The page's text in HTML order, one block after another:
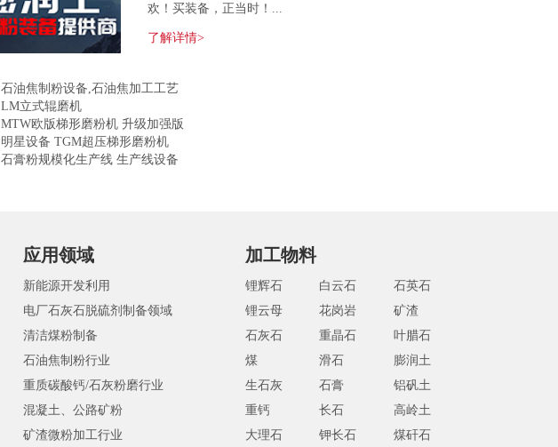
欢！买装备，正当时！...
了解详情>
石油焦制粉设备,石油焦加工工艺
LM立式辊磨机
MTW欧版梯形磨粉机 升级加强版
明星设备 TGM超压梯形磨粉机
石膏粉规模化生产线 生产线设备
应用领域
新能源开发利用
电厂石灰石脱硫剂制备领域
清洁煤粉制备
石油焦制粉行业
重质碳酸钙/石灰粉磨行业
混凝土、公路矿粉
矿渣微粉加工行业
加工物料
锂辉石
锂云母
石灰石
煤
生石灰
重钙
大理石
白云石
花岗岩
重晶石
滑石
石膏
长石
钾长石
石英石
矿渣
叶腊石
膨润土
铝矾土
高岭土
煤矸石